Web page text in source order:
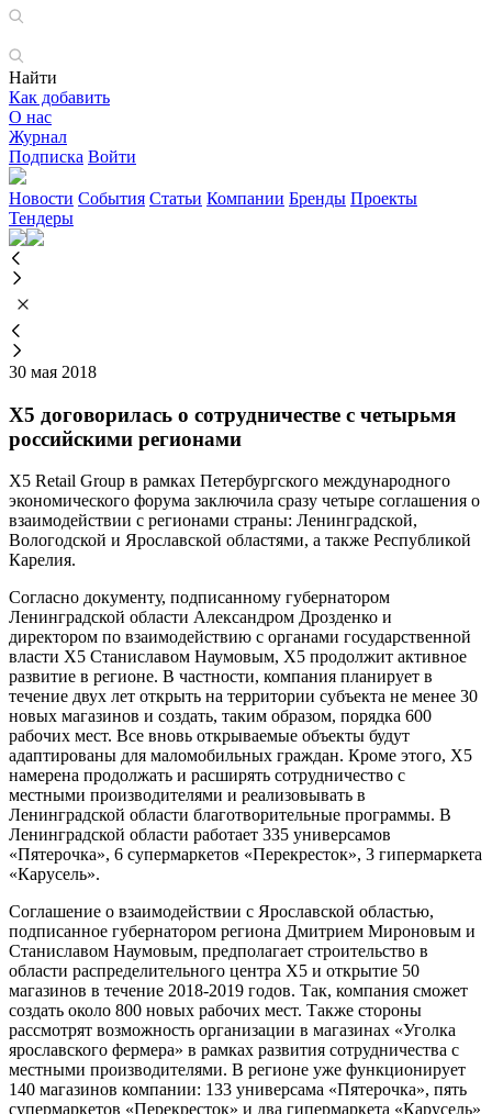
Найти
Как добавить
О нас
Журнал
Подписка Войти
Новости События Статьи Компании Бренды Проекты
Тендеры
30 мая 2018
Х5 договорилась о сотрудничестве с четырьмя
российскими регионами
X5 Retail Group в рамках Петербургского международного
экономического форума заключила сразу четыре соглашения о
взаимодействии с регионами страны: Ленинградской,
Вологодской и Ярославской областями, а также Республикой
Карелия.
Согласно документу, подписанному губернатором
Ленинградской области Александром Дрозденко и
директором по взаимодействию с органами государственной
власти X5 Станиславом Наумовым, X5 продолжит активное
развитие в регионе. В частности, компания планирует в
течение двух лет открыть на территории субъекта не менее 30
новых магазинов и создать, таким образом, порядка 600
рабочих мест. Все вновь открываемые объекты будут
адаптированы для маломобильных граждан. Кроме этого, X5
намерена продолжать и расширять сотрудничество с
местными производителями и реализовывать в
Ленинградской области благотворительные программы. В
Ленинградской области работает 335 универсамов
«Пятерочка», 6 супермаркетов «Перекресток», 3 гипермаркета
«Карусель».
Соглашение о взаимодействии с Ярославской областью,
подписанное губернатором региона Дмитрием Мироновым и
Станиславом Наумовым, предполагает строительство в
области распределительного центра X5 и открытие 50
магазинов в течение 2018-2019 годов. Так, компания сможет
создать около 800 новых рабочих мест. Также стороны
рассмотрят возможность организации в магазинах «Уголка
ярославского фермера» в рамках развития сотрудничества с
местными производителями. В регионе уже функционирует
140 магазинов компании: 133 универсама «Пятерочка», пять
супермаркетов «Перекресток» и два гипермаркета «Карусель»